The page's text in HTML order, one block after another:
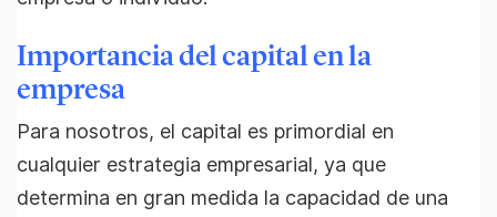
Importancia del capital en la
empresa
Para nosotros, el capital es primordial en
cualquier estrategia empresarial, ya que
determina en gran medida la capacidad de una